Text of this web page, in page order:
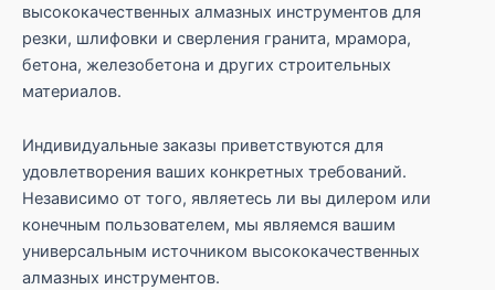
высококачественных алмазных инструментов для
резки, шлифовки и сверления гранита, мрамора,
бетона, железобетона и других строительных
материалов.
Индивидуальные заказы приветствуются для
удовлетворения ваших конкретных требований.
Независимо от того, являетесь ли вы дилером или
конечным пользователем, мы являемся вашим
универсальным источником высококачественных
алмазных инструментов.